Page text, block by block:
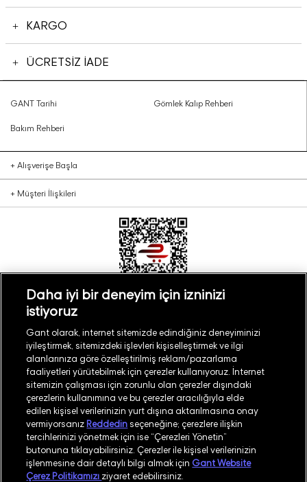
KARGO
ÜCRETSİZ İADE
GANT Tarihi Gömlek Kalıp Rehberi
Bakım Rehberi
+ Alışverişe Başla
+ Müşteri İlişkileri
Türkiye Mağaza Bul
©2026GANT
İşlem Rehberi Site Haritası
Güvenlik Politikası Kullanım Koşulları
Daha iyi bir deneyim için izninizi
istiyoruz
Gant olarak, internet sitemizde edindiğiniz deneyiminizi
iyileştirmek, sitemizdeki işlevleri kişiselleştirmek ve ilgi
alanlarınıza göre özelleştirilmiş reklam/pazarlama
faaliyetleri yürütebilmek için çerezler kullanıyoruz. İnternet
sitemizin çalışması için zorunlu olan çerezler dışındaki
çerezlerin kullanımına ve bu çerezler aracılığıyla elde
edilen kişisel verilerinizin yurt dışına aktarılmasına onay
vermiyorsanız Reddedin seçeneğine; çerezlere ilişkin
tercihlerinizi yönetmek için ise “Çerezleri Yönetin”
butonuna tıklayabilirsiniz. Çerezler ile kişisel verilerinizin
işlenmesine dair detaylı bilgi almak için Gant Website
Çerez Politikamızı ziyaret edebilirsiniz.